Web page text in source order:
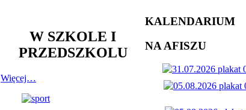
W SZKOLE I
PRZEDSZKOLU
Więcej…
KALENDARIUM
NA AFISZU